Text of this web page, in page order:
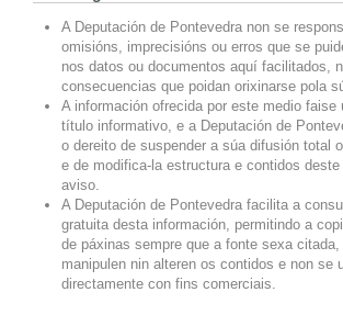
A Deputación de Pontevedra non se
omisións, imprecisións ou erros que se
nos datos ou documentos aquí facilitados,
consecuencias que poidan orixinarse pola
A información ofrecida por este medio faise
título informativo, e a Deputación de
o dereito de suspender a súa difusión total
e de modifica-la estructura e contidos
aviso.
A Deputación de Pontevedra facilita a
gratuita desta información, permitindo a
de páxinas sempre que a fonte sexa
manipulen nin alteren os contidos e non se
directamente con fins comerciais.